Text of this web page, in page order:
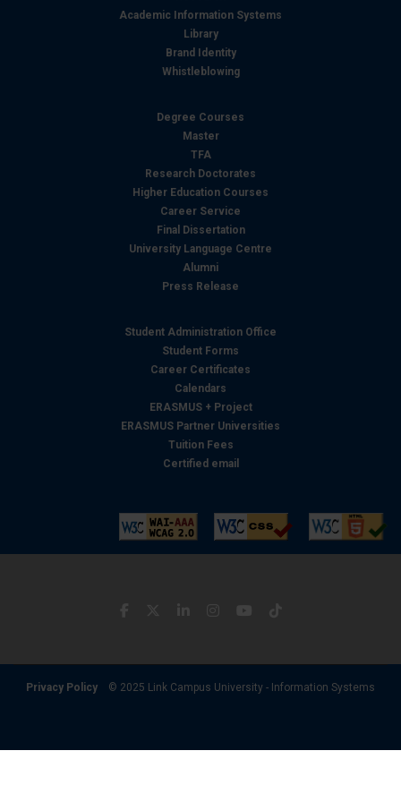
Academic Information Systems
Library
Brand Identity
Whistleblowing
Degree Courses
Master
TFA
Research Doctorates
Higher Education Courses
Career Service
Final Dissertation
University Language Centre
Alumni
Press Release
Student Administration Office
Student Forms
Career Certificates
Calendars
ERASMUS + Project
ERASMUS Partner Universities
Tuition Fees
Certified email
Privacy Policy © 2025 Link Campus University - Information Systems